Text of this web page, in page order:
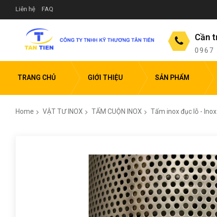
Liên hệ FAQ
Cần
0967
TRANG CHỦ GIỚI THIỆU SẢN PHẨM
Home VẬT TƯ INOX TẤM CUỘN INOX Tấm inox đục lỗ -